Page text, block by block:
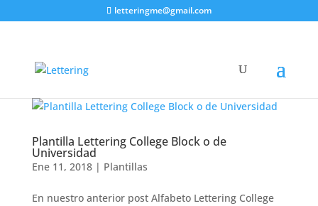
letteringme@gmail.com
Plantilla Lettering College Block o de
Universidad
Ene 11, 2018| Plantillas
En nuestro anterior post Alfabeto Lettering College